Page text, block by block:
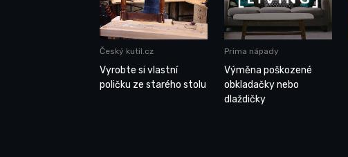
Český kutil.cz
Vyrobte si vlastní
poličku ze starého stolu
Prima nápady
Výměna poškozené
obkladačky nebo
dlaždičky